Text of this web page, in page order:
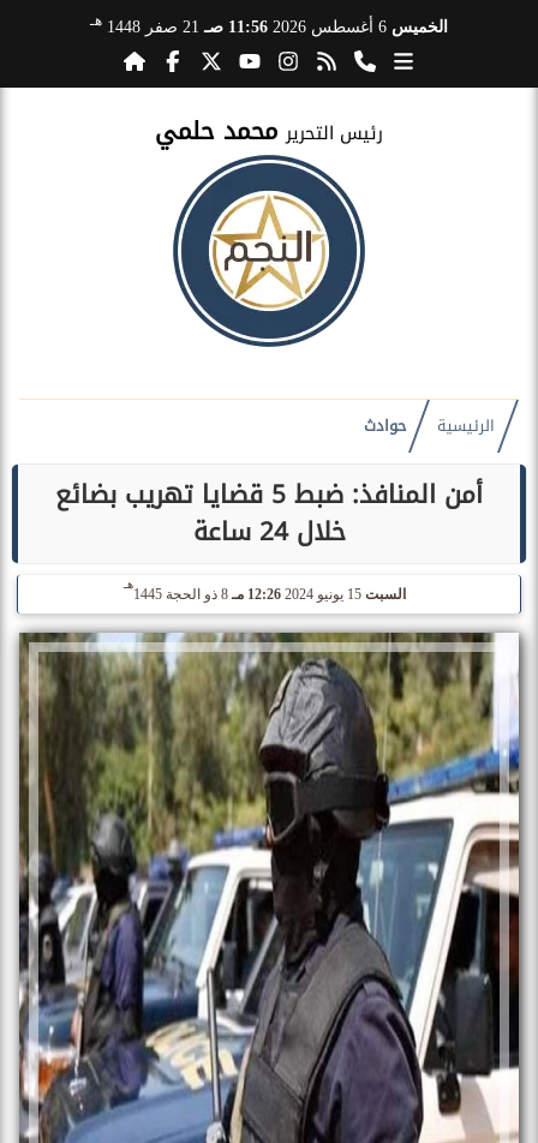
الخميس 11:56 صـ 21 صفر 1448 هـ
رئيس التحرير محمد حلمي
الرئيسية حوادث
أمن المنافذ: ضبط 5 قضايا تهريب بضائع
خلال 24 ساعة
السبت 15 يونيو 2024 12:26 مـ 8 ذو الحجة 1445
هـ